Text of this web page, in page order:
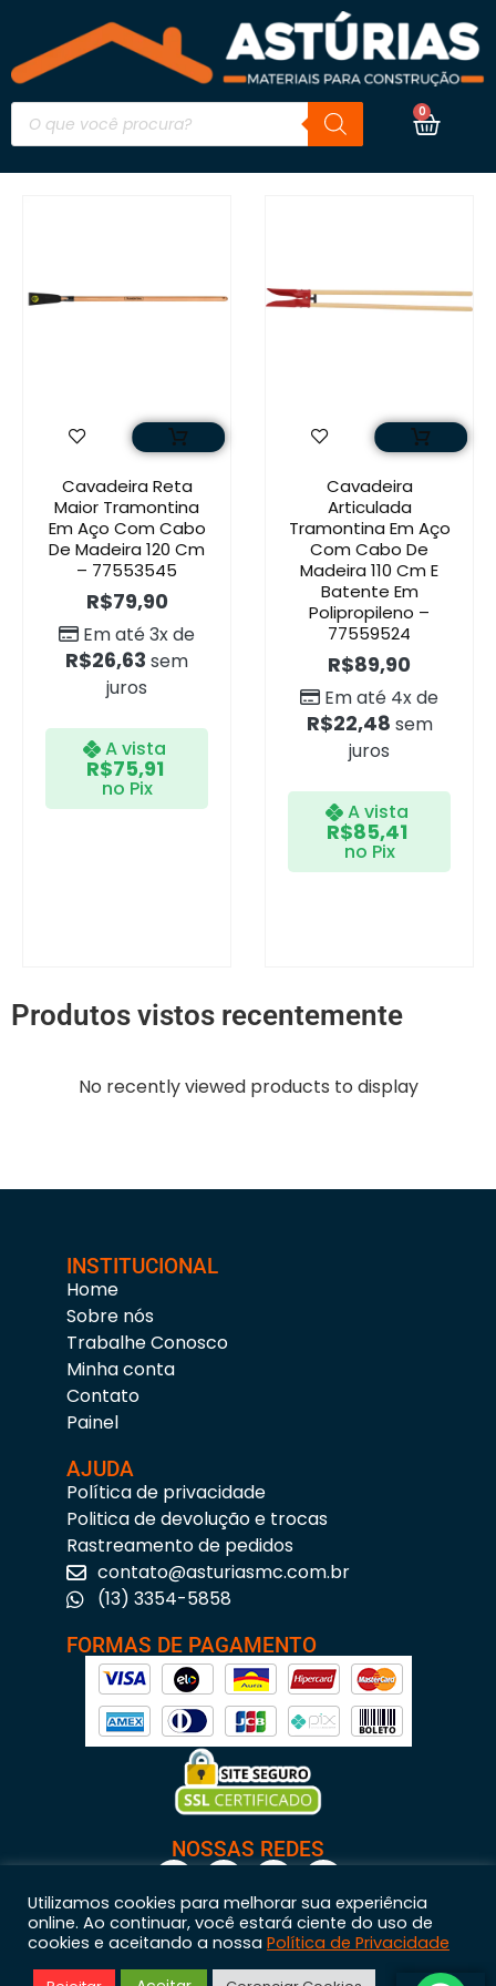
0
Cavadeira Reta
Maior Tramontina
Em Aço Com Cabo
De Madeira 120 Cm
– 77553545
R$79,90
Em até 3x de
R$26,63 sem
juros
A vista
R$75,91
no Pix
Cavadeira
Articulada
Tramontina Em Aço
Com Cabo De
Madeira 110 Cm E
Batente Em
Polipropileno –
77559524
R$89,90
Em até 4x de
R$22,48 sem
juros
A vista
R$85,41
no Pix
Produtos vistos recentemente
No recently viewed products to display
INSTITUCIONAL
Home
Sobre nós
Trabalhe Conosco
Minha conta
Contato
Painel
AJUDA
Política de privacidade
Politica de devolução e trocas
Rastreamento de pedidos
contato@asturiasmc.com.br
(13) 3354-5858
FORMAS DE PAGAMENTO
NOSSAS REDES
Astúrias Materiais para Construção © 2023 – Todos os direitos reservados. | CNPJ:
Utilizamos cookies para melhorar sua experiência
online. Ao continuar, você estará ciente do uso de
cookies e aceitando a nossa Política de Privacidade